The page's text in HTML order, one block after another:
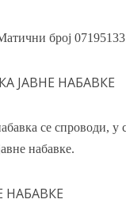
број 07195133
ЈАВНЕ НАБАВКЕ
се спроводи, у
набавке.
НАБАВКЕ